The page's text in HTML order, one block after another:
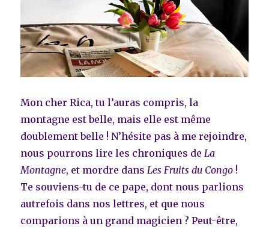
Mon cher Rica, tu l’auras compris, la
montagne est belle, mais elle est même
doublement belle ! N’hésite pas à me rejoindre,
nous pourrons lire les chroniques de La
Montagne, et mordre dans Les Fruits du Congo !
Te souviens-tu de ce pape, dont nous parlions
autrefois dans nos lettres, et que nous
comparions à un grand magicien ? Peut-être,